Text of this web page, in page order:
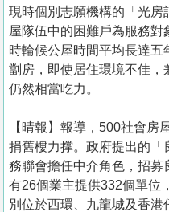
現時個別志願機構的「光房
屋隊伍中的困難戶為服務
時輪候公屋時間平均長達
劏房，即使居住環境不佳
仍然相當吃力。
【晴報】報導，500社會房
捐舊樓力撑。政府提出的「
務聯會擔任中介角色，招募
有26個業主提供332個單位
別位於西環、九龍城及香港